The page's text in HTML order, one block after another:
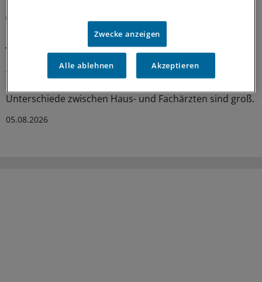
Sparliste der KBV: So hoch könnten die Verluste
jeder Praxis sein
Die Kassenärztliche Bundesvereinigung hat eine Liste
vorgelegt, in der sie die möglichen finanziellen Folgen
Unterschiede zwischen Haus- und Fachärzten sind groß.
05.08.2026
Zwecke anzeigen
Alle ablehnen Akzeptieren